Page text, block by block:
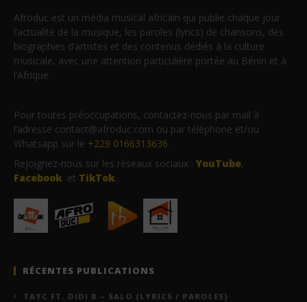
Afroduc est un média musical africain qui publie chaque jour
l’actualité de la musique, les paroles (lyrics) de chansons, des
biographies d’artistes et des contenus dédiés à la culture
musicale, avec une attention particulière portée au Bénin et à
l’Afrique.
Pour toutes préoccupations, contactez-nous par mail à
l’adresse contact@afroduc.com ou par téléphone et/ou
Whatsapp sur le +229 0166313636.
Rejoignez-nous sur les réseaux sociaux : YouTube,
Facebook et TikTok.
RÉCENTES PUBLICATIONS
TAYC FT. DIDI B – SALO (LYRICS / PAROLES)